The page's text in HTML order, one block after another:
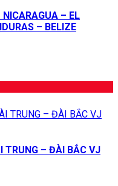
– EL
– BELIZE
TRUNG – ĐÀI BẮC VJ